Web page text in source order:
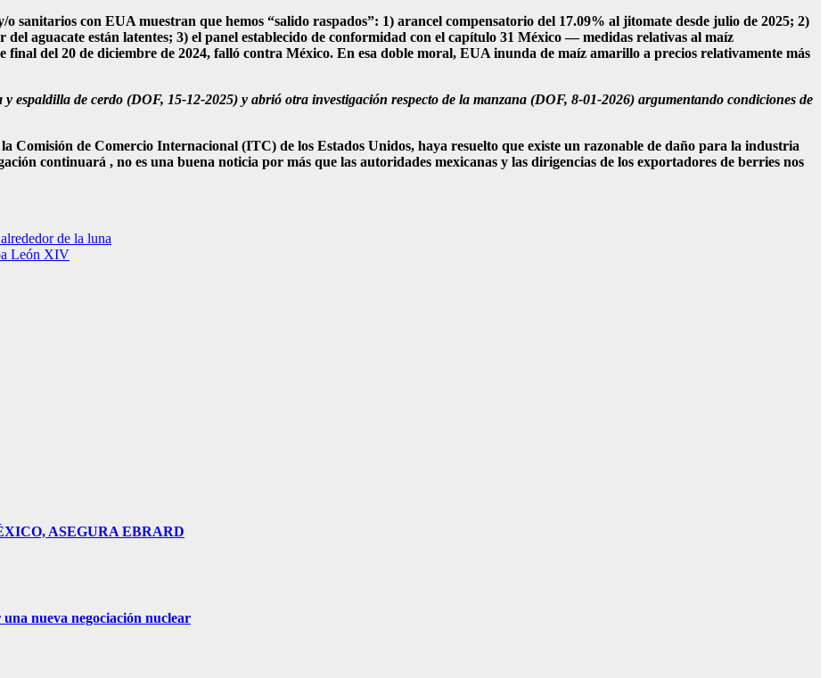
sanitarios con EUA muestran que hemos “salido raspados”: 1) arancel compensatorio del 17.09% al jitomate desde julio de 2025; 2)
del aguacate están latentes; 3) el panel establecido de conformidad con el capítulo 31 México — medidas relativas al maíz
final del 20 de diciembre de 2024, falló contra México. En esa doble moral, EUA inunda de maíz amarillo a precios relativamente más
espaldilla de cerdo (DOF, 15-12-2025) y abrió otra investigación respecto de la manzana (DOF, 8-01-2026) argumentando condiciones de
Comisión de Comercio Internacional (ITC) de los Estados Unidos, haya resuelto que existe un razonable de daño para la industria
continuará , no es una buena noticia por más que las autoridades mexicanas y las dirigencias de los exportadores de berries nos
de la luna
León XIV
ASEGURA EBRARD
nueva negociación nuclear